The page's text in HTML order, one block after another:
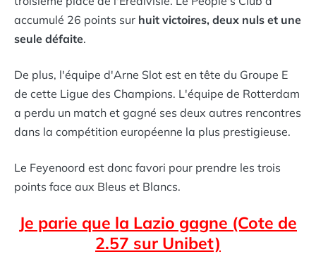
accumulé 26 points sur huit victoires, deux nuls et une
seule défaite.
De plus, l'équipe d'Arne Slot est en tête du Groupe E
de cette Ligue des Champions. L'équipe de Rotterdam
a perdu un match et gagné ses deux autres rencontres
dans la compétition européenne la plus prestigieuse.
Le Feyenoord est donc favori pour prendre les trois
points face aux Bleus et Blancs.
Je parie que la Lazio gagne (Cote de
2.57 sur Unibet)